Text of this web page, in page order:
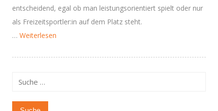
entscheidend, egal ob man leistungsorientiert spielt oder nur
als Freizeitsportler:in auf dem Platz steht.
… Weiterlesen
Suche